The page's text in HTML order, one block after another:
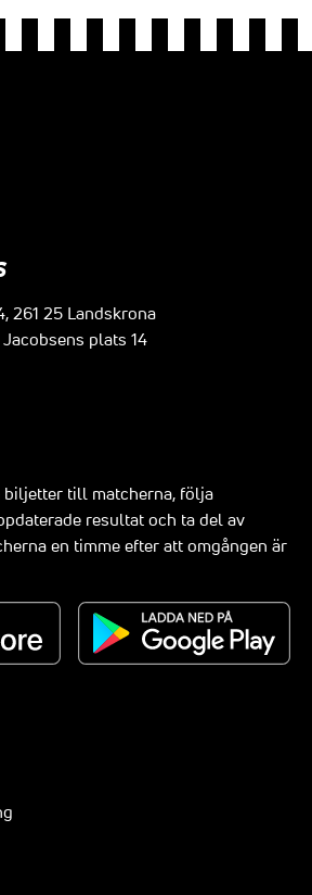
261 25 Landskrona
plats 14
biljetter till matcherna, följa
resultat och ta del av
en timme efter att omgången är